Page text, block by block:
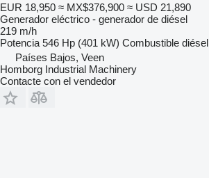
EUR 18,950 ≈ MX$376,900 ≈ USD 21,890
Generador eléctrico - generador de diésel
219 m/h
Potencia 546 Hp (401 kW) Combustible diésel
Países Bajos, Veen
Homborg Industrial Machinery
Contacte con el vendedor